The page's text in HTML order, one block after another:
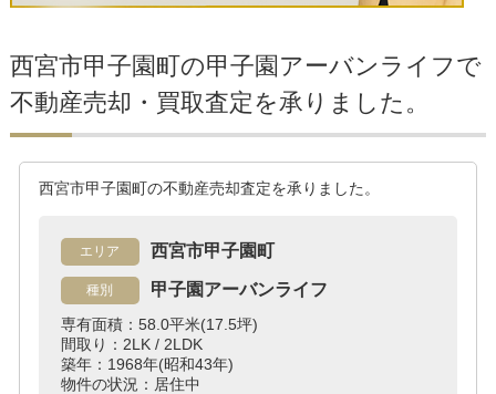
西宮市甲子園町の甲子園アーバンライフで
不動産売却・買取査定を承りました。
西宮市甲子園町の不動産売却査定を承りました。
エリア 西宮市甲子園町
種別 甲子園アーバンライフ
専有面積：58.0平米(17.5坪)
間取り：2LK / 2LDK
築年：1968年(昭和43年)
物件の状況：居住中